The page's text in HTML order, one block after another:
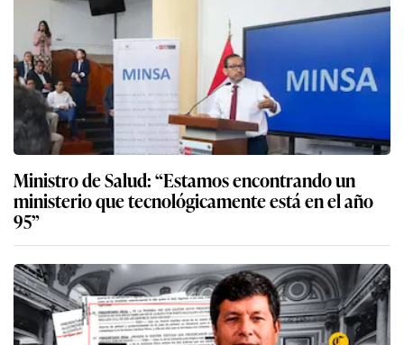
Ministro de Salud: “Estamos encontrando un
ministerio que tecnológicamente está en el año
95”